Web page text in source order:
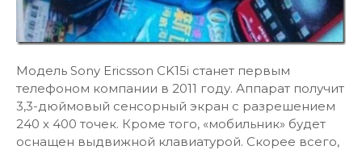
Модель Sony Ericsson CK15i станет первым
телефоном компании в 2011 году. Аппарат получит
3,3-дюймовый сенсорный экран с разрешением
240 х 400 точек. Кроме того, «мобильник» будет
оснащен выдвижной клавиатурой. Скорее всего,